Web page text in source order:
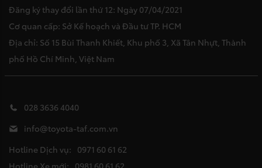
Đăng ký thay đổi lần thứ 12: Ngày 07/04/2021
Cơ quan cấp: Sở Kế hoạch và Đầu tư TP. HCM
Địa chỉ: Số 15 Bùi Thanh Khiết, Khu phố 3, Xã Tân Nhựt, Thành
phố Hồ Chí Minh, Việt Nam
028 3636 4040
info@toyota-taf.com.vn
Hotline Dịch vụ: 0971 60 61 62